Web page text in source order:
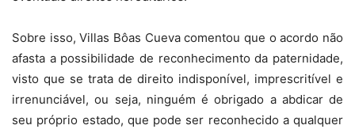
Sobre isso, Villas Bôas Cueva comentou que o acordo não
afasta a possibilidade de reconhecimento da paternidade,
visto que se trata de direito indisponível, imprescritível e
irrenunciável, ou seja, ninguém é obrigado a abdicar de
seu próprio estado, que pode ser reconhecido a qualquer